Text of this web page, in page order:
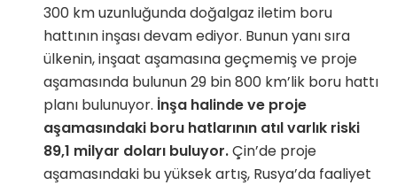
300 km uzunluğunda doğalgaz iletim boru
hattının inşası devam ediyor. Bunun yanı sıra
ülkenin, inşaat aşamasına geçmemiş ve proje
aşamasında bulunun 29 bin 800 km’lik boru hattı
planı bulunuyor. İnşa halinde ve proje
aşamasındaki boru hatlarının atıl varlık riski
89,1 milyar doları buluyor.Çin’de proje
aşamasındaki bu yüksek artış, Rusya’da faaliyet